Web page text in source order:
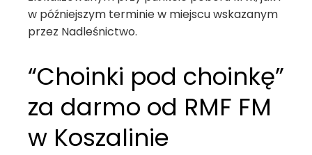
w późniejszym terminie w miejscu wskazanym
przez Nadleśnictwo.
“Choinki pod choinkę”
za darmo od RMF FM
w Koszalinie